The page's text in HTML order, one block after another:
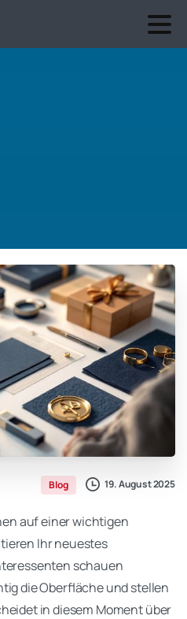
Blog 19. August 2025
auf einer wichtigen
Ihr neuestes
schauen
die Oberfläche und stellen
in diesem Moment über